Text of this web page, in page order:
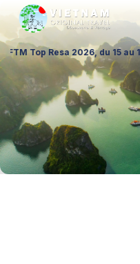
du 15 au 17